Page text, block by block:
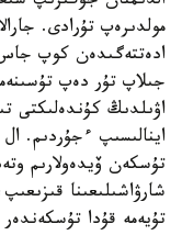
مولدىرەپ تۇرادى.
ادەتتەگىدەن كوپ
جىلاپ تۇر دەپ
اۋىلدىڭ كۇندەلىكتى
اينالىسىپ ءجۇردىم. ال
تۇسكەن ۆيدەولارىم
شارۋاشىلىعىنا
تۇيەمە قۇدا